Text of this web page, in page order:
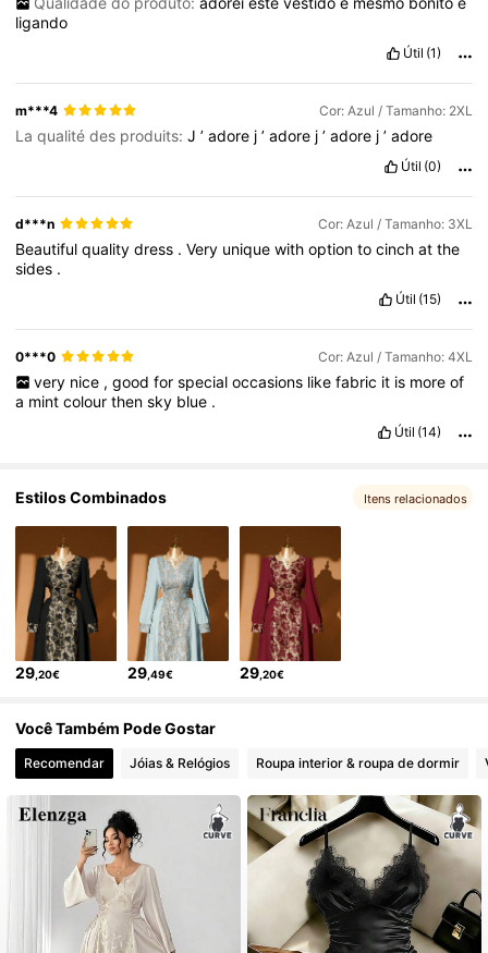
4,75 92K Seguidores
ligando
Útil (1)
m***4 Cor: Azul / Tamanho: 2XL
La qualité des produits:J’adore j’adore j’adore j’adore
Útil (0)
d***n Cor: Azul / Tamanho: 3XL
Beautifulqualitydress .Very uniquewithoptiontocinchatthe
sides .
Útil (15)
0***0 Cor: Azul / Tamanho: 4XL
very nice , good for special occasions like fabric it is more of
a mintcolourthensky blue .
Útil (14)
Estilos Combinados Itens relacionados
29,20€ 29,49€ 29,20€
Você Também Pode Gostar
Recomendar Jóias & Relógios Roupa interior & roupa de dormir